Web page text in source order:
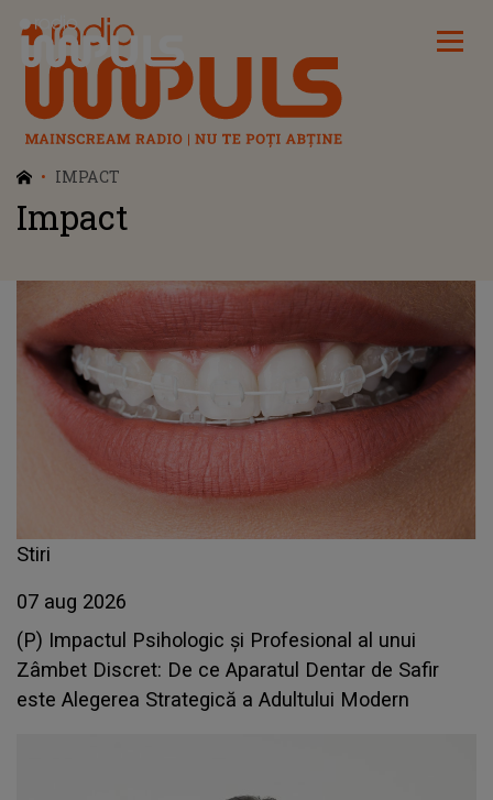
Radio Impuls
IMPACT
Impact
Stiri
07 aug 2026
(P) Impactul Psihologic și Profesional al unui
Zâmbet Discret: De ce Aparatul Dentar de Safir
este Alegerea Strategică a Adultului Modern